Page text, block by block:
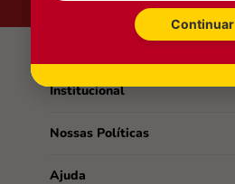
Continuar
Institucional
Nossas Políticas
Ajuda